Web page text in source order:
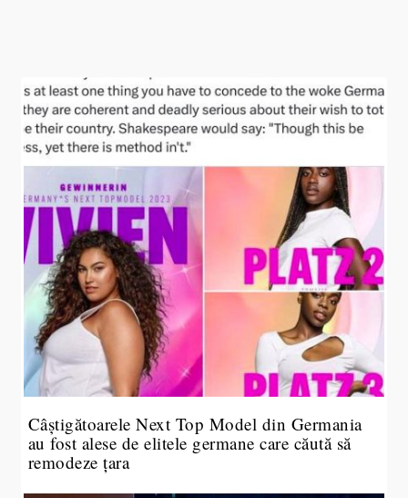
Câștigătoarele Next Top Model din Germania
au fost alese de elitele germane care căută să
remodeze țara